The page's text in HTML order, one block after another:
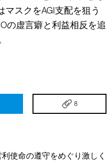
スクをAGI支配を狙う
の虚言癖と利益相反を追
8
使命の遵守をめぐり激しく